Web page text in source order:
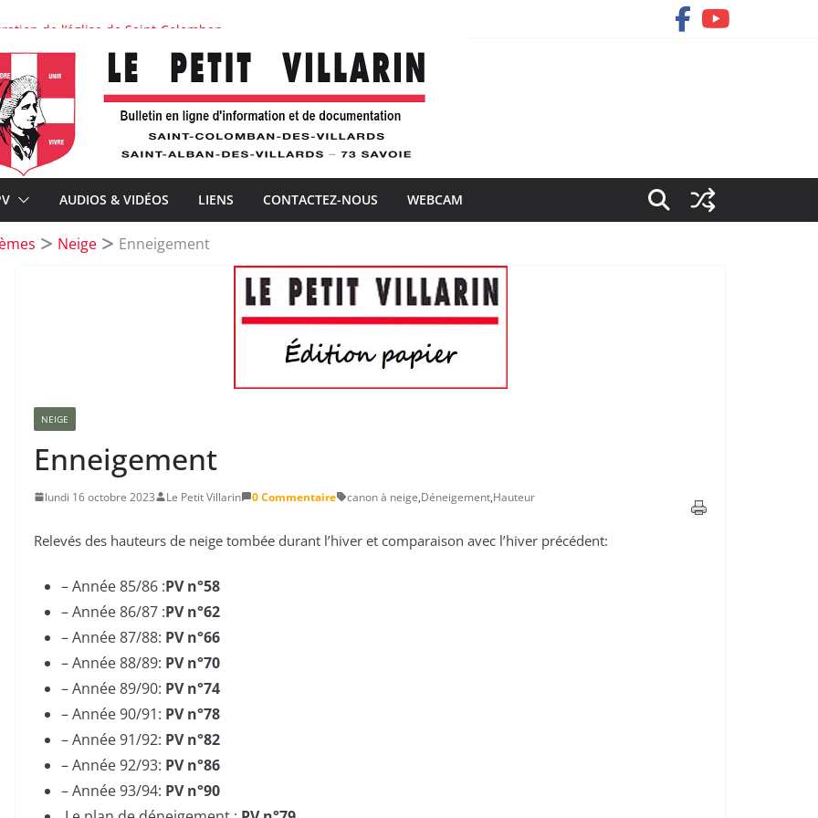
: « Je voudrais la voir belle ! »
À la Croisée des chemins
de la téléphonie mobile et la distribution postale
AUDIOS & VIDÉOS LIENS CONTACTEZ-NOUS WEBCAM
Neige Enneigement
NEIGE
Enneigement
lundi 16 octobre 2023 Le Petit Villarin 0 Commentaire canon à neige,Déneigement,Hauteur
Relevés des hauteurs de neige tombée durant l’hiver et comparaison avec l’hiver précédent:
– Année 85/86 :PV n°58
– Année 86/87 :PV n°62
– Année 87/88: PV n°66
– Année 88/89: PV n°70
– Année 89/90: PV n°74
– Année 90/91: PV n°78
– Année 91/92: PV n°82
– Année 92/93: PV n°86
– Année 93/94: PV n°90